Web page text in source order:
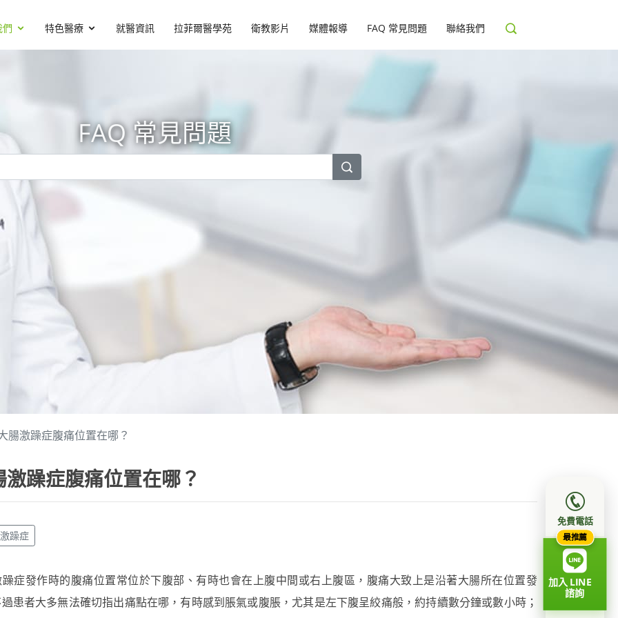
們 特色醫療 就醫資訊 拉菲爾醫學苑 衛教影片 媒體報導 FAQ 常見問題 聯絡我們
FAQ 常見問題
腸激躁症腹痛位置在哪？
激躁症腹痛位置在哪？
躁症
症發作時的腹痛位置常位於下腹部、有時也會在上腹中間或右上腹區，腹痛大致上是沿著大腸所在位置發
患者大多無法確切指出痛點在哪，有時感到脹氣或腹脹，尤其是左下腹呈絞痛般，約持續數分鐘或數小時；
免費電話
最推薦
加入 LINE
諮詢